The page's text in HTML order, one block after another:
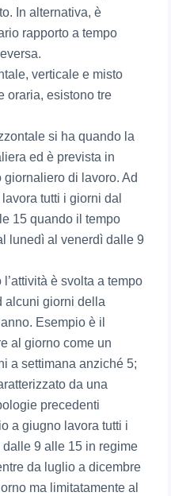
In alternativa, è
rapporto a tempo
verticale e misto
oraria, esistono tre
si ha quando la
ed è prevista in
di lavoro. Ad
tutti i giorni dal
15 quando il tempo
lunedì al venerdì dalle 9
è svolta a tempo
alcuni giorni della
Esempio è il
al giorno come un
a settimana anziché 5;
da una
precedenti
a giugno lavora tutti i
9 alle 15 in regime
da luglio a dicembre
ma limitatamente al